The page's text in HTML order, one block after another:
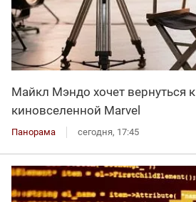
Майкл Мэндо хочет вернуться
киновселенной Marvel
Панорама сегодня, 17:45